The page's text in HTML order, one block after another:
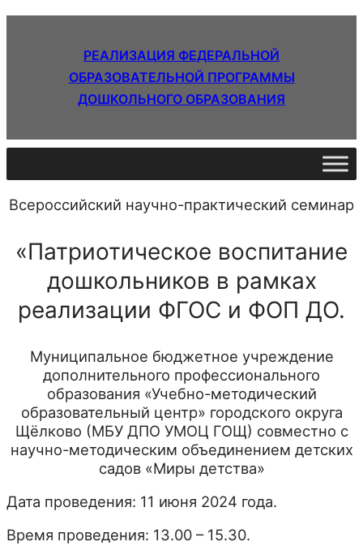
РЕАЛИЗАЦИЯ ФЕДЕРАЛЬНОЙ
ОБРАЗОВАТЕЛЬНОЙ ПРОГРАММЫ
ДОШКОЛЬНОГО ОБРАЗОВАНИЯ
Всероссийский научно-практический семинар
«Патриотическое воспитание
дошкольников в рамках
реализации ФГОС и ФОП ДО.
Муниципальное бюджетное учреждение
дополнительного профессионального
образования «Учебно-методический
образовательный центр» городского округа
Щёлково (МБУ ДПО УМОЦ ГОЩ) совместно с
научно-методическим объединением детских
садов «Миры детства»
Дата проведения: 11 июня 2024 года.
Время проведения: 13.00 – 15.30.